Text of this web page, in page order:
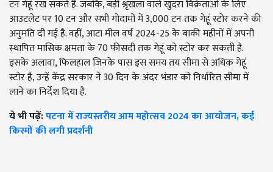
टन गेहूं रख सकते हैं. जबकि, बड़ी श्रृंखला वाले खुदरा विक्रेताओं के लिए
आउटलेट पर 10 टन और सभी गोदामों में 3,000 टन तक गेहूं स्टोर करने की
अनुमति दी गई है. वहीं, आटा मील वर्ष 2024-25 के बाकी महीनों में अपनी
स्थापित मासिक क्षमता के 70 फीसदी तक गेहूं को स्टोर कर सकती है.
इसके अलावा, फिलहाल जिनके पास इस समय तय सीमा से अधिक गेहूं
स्टोर है, उन्हें केंद्र सरकार ने 30 दिन के अंदर भंडार को निर्धारित सीमा में
लाने का निर्देश दिया है.
ये भी पढ़ें:पटना में राज्यस्तरीय आम महोत्सव 2024 का आयोजन, कई
किस्मों की लगी प्रदर्शनी